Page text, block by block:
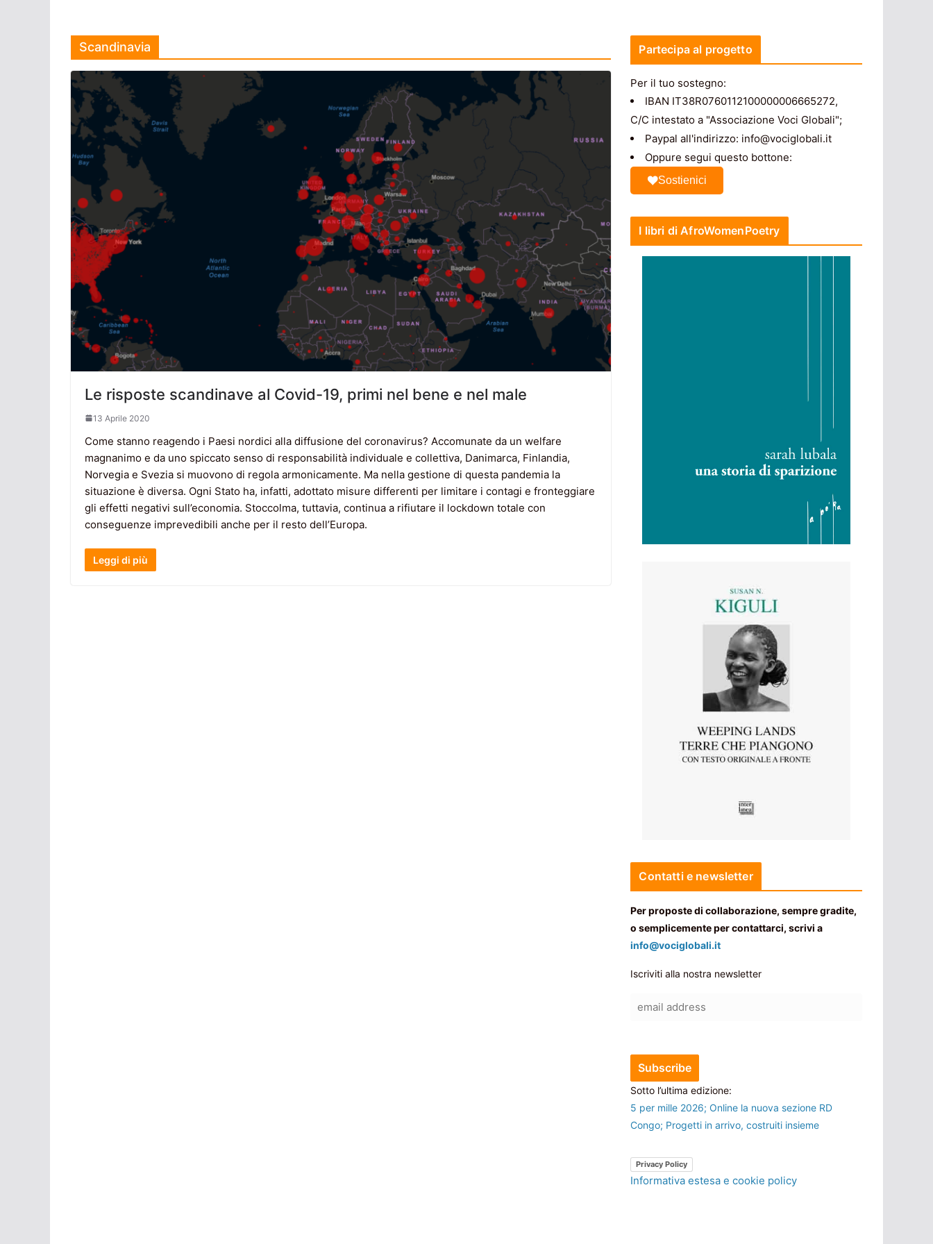
Scandinavia
Le risposte scandinave al Covid-19, primi nel bene e nel male
13 Aprile 2020
Come stanno reagendo i Paesi nordici alla diffusione del coronavirus? Accomunate da un welfare
magnanimo e da uno spiccato senso di responsabilità individuale e collettiva, Danimarca, Finlandia,
Norvegia e Svezia si muovono di regola armonicamente. Ma nella gestione di questa pandemia la
situazione è diversa. Ogni Stato ha, infatti, adottato misure differenti per limitare i contagi e fronteggiare
gli effetti negativi sull’economia. Stoccolma, tuttavia, continua a rifiutare il lockdown totale con
conseguenze imprevedibili anche per il resto dell’Europa.
Leggi di più
Partecipa al progetto
Per il tuo sostegno:
IBAN IT38R0760112100000006665272,
C/C intestato a "Associazione Voci Globali";
Paypal all'indirizzo: info@vociglobali.it
Oppure segui questo bottone:
Sostienici
I libri di AfroWomenPoetry
Contatti e newsletter
Per proposte di collaborazione, sempre gradite,
o semplicemente per contattarci, scrivi a
info@vociglobali.it
Iscriviti alla nostra newsletter
Sotto l’ultima edizione:
5 per mille 2026; Online la nuova sezione RD
Congo; Progetti in arrivo, costruiti insieme
Privacy Policy
Informativa estesa e cookie policy